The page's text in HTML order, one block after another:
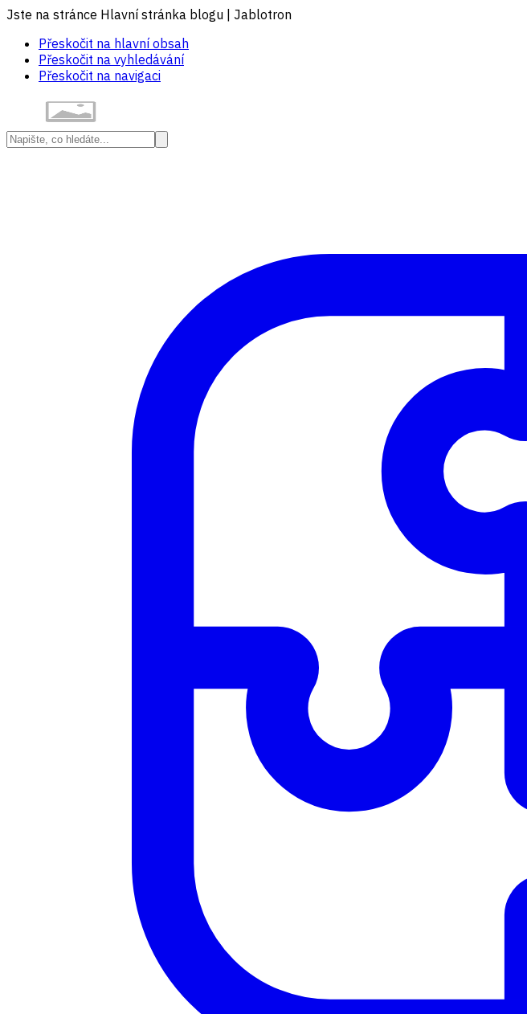
Jste na stránce Hlavní stránka blogu | Jablotron
Přeskočit na hlavní obsah
Přeskočit na vyhledávání
Přeskočit na navigaci